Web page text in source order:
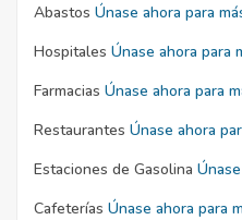
Abastos Únase ahora para
Hospitales Únase ahora para
Farmacias Únase ahora para
Restaurantes Únase ahora
Estaciones de Gasolina
Cafeterías Únase ahora para